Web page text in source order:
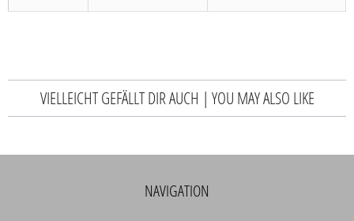
VIELLEICHT GEFÄLLT DIR AUCH | YOU MAY ALSO LIKE
NAVIGATION